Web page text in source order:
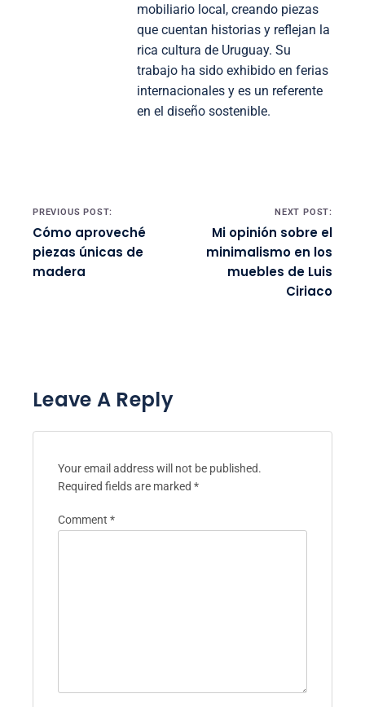
mobiliario local, creando piezas
que cuentan historias y reflejan la
rica cultura de Uruguay. Su
trabajo ha sido exhibido en ferias
internacionales y es un referente
en el diseño sostenible.
Post navigation
PREVIOUS POST:
Cómo aproveché
piezas únicas de
madera
NEXT POST:
Mi opinión sobre el
minimalismo en los
muebles de Luis
Ciriaco
Leave A Reply
Your email address will not be published.
Required fields are marked *
Comment *